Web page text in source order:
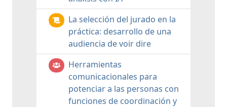
La selección del jurado en la
práctica: desarrollo de una
audiencia de voir dire
Herramientas
comunicacionales para
potenciar a las personas con
funciones de coordinación y